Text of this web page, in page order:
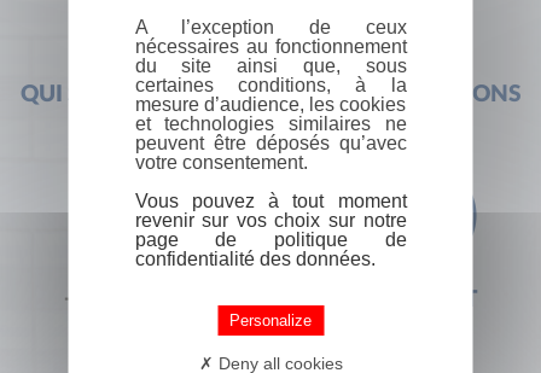
QUI SOMMES-NOUS ? FOIRE AUX QUESTIONS
+33 (0) 1 44 41 29 19 CONTACT
A l’exception de ceux
nécessaires au fonctionnement
du site ainsi que, sous
certaines conditions, à la
mesure d’audience, les cookies
et technologies similaires ne
peuvent être déposés qu’avec
votre consentement.
Vous pouvez à tout moment
revenir sur vos choix sur notre
page de politique de
confidentialité des données.
Personalize
Deny all cookies